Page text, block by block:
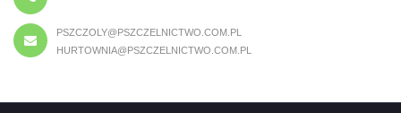
PSZCZOLY@PSZCZELNICTWO.COM.PL
HURTOWNIA@PSZCZELNICTWO.COM.PL